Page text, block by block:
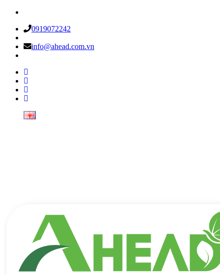
0919072242
info@ahead.com.vn